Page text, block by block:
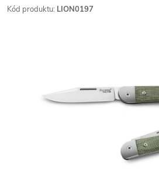
Kód produktu: LION0197